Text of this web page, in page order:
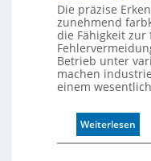
Die präzise
zunehmend
die Fähigkeit
Betrieb unter
machen
einem
Weiterlesen
Z